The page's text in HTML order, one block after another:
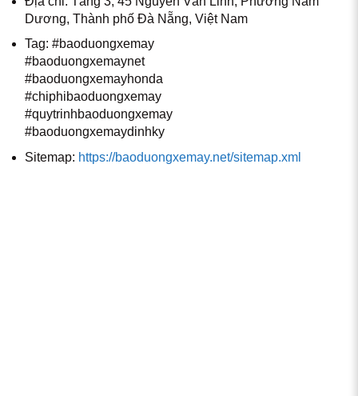
Dương, Thành phố Đà Nẵng, Việt Nam
Tag: #baoduongxemay
#baoduongxemaynet
#baoduongxemayhonda
#chiphibaoduongxemay
#quytrinhbaoduongxemay
#baoduongxemaydinhky
Sitemap: https://baoduongxemay.net/sitemap.xml